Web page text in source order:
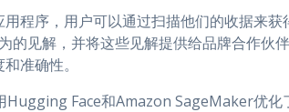
程序，用户可以通过扫描他们的收据来获
的见解，并将这些见解提供给品牌合作伙
准确性。
Hugging Face和Amazon SageMaker优化